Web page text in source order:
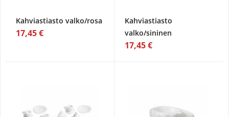
Kahviastiasto valko/rosa
17,45 €
Kahviastiasto
valko/sininen
17,45 €